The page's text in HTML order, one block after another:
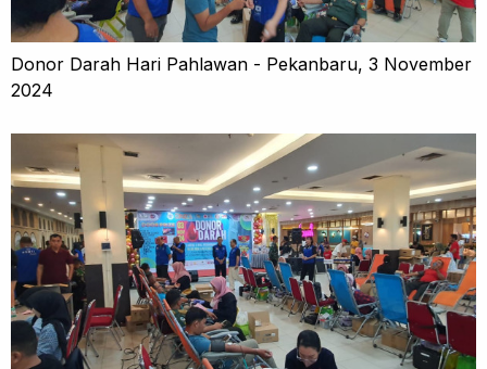
Donor Darah Hari Pahlawan - Pekanbaru, 3 November
2024